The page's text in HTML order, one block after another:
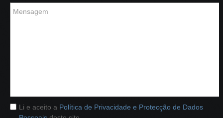
Li e aceito a Política de Privacidade e Protecção de Dados